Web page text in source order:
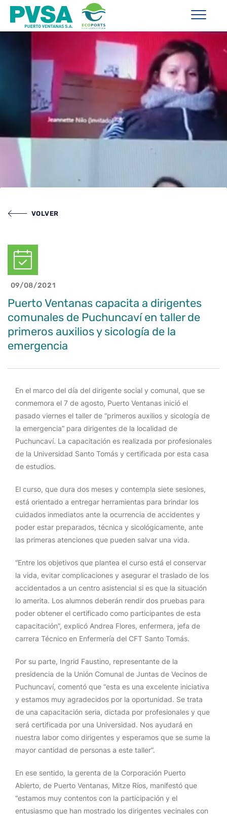
VOLVER
09/08/2021
Puerto Ventanas capacita a dirigentes
comunales de Puchuncaví en taller de
primeros auxilios y sicología de la
emergencia
En el marco del día del dirigente social y comunal, que se
conmemora el 7 de agosto, Puerto Ventanas inició el
pasado viernes el taller de “primeros auxilios y sicología de
la emergencia” para dirigentes de la localidad de
Puchuncaví. La capacitación es realizada por profesionales
de la Universidad Santo Tomás y certificada por esta casa
de estudios.
El curso, que dura dos meses y contempla siete sesiones,
está orientado a entregar herramientas para brindar los
cuidados inmediatos ante la ocurrencia de accidentes y
poder estar preparados, técnica y sicológicamente, ante
las primeras atenciones que pueden salvar una vida.
“Entre los objetivos que plantea el curso está el conservar
la vida, evitar complicaciones y asegurar el traslado de los
accidentados a un centro asistencial si es que la situación
lo amerita. Los alumnos deberán rendir dos pruebas para
poder obtener el certificado como participantes de esta
capacitación”, explicó Andrea Flores, enfermera, jefa de
carrera Técnico en Enfermería del CFT Santo Tomás.
Por su parte, Ingrid Faustino, representante de la
presidencia de la Unión Comunal de Juntas de Vecinos de
Puchuncaví, comentó que “esta es una excelente iniciativa
y estamos muy agradecidos por la oportunidad. Se trata
de una capacitación seria, dictada por profesionales y que
será certificada por una Universidad. Nos ayudará en
nuestra labor como dirigentes y esperamos que se sume la
mayor cantidad de personas a este taller”.
En ese sentido, la gerenta de la Corporación Puerto
Abierto, de Puerto Ventanas, Mitze Ríos, manifestó que
“estamos muy contentos con la participación y el
entusiasmo que han mostrado los dirigentes vecinales con